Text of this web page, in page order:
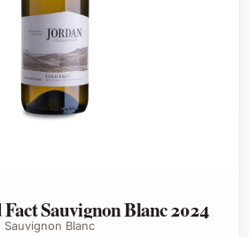
Sauvignon Blanc 2024
Sauvignon Blanc